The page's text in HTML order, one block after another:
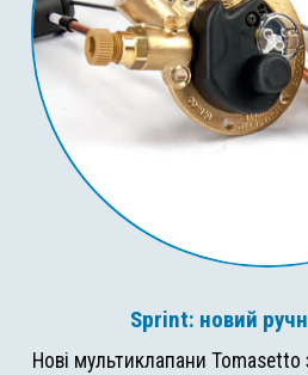
Sprint: новий
Нові мультиклапани